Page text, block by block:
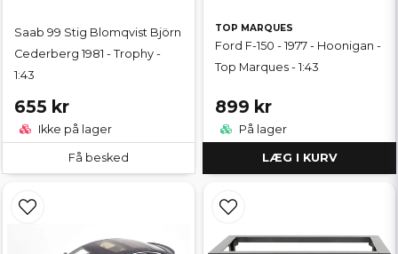
Saab 99 Stig Blomqvist Björn
Cederberg 1981 - Trophy -
1:43
655 kr
Ikke på lager
Få besked
TOP MARQUES
Ford F-150 - 1977 - Hoonigan -
Top Marques - 1:43
899 kr
På lager
LÆG I KURV